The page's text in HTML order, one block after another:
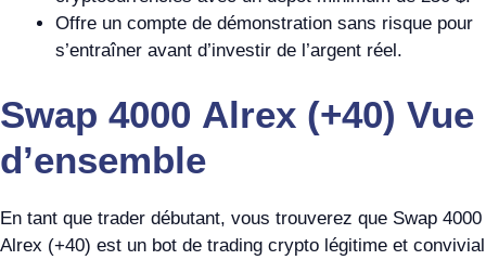
Offre un compte de démonstration sans risque pour
s’entraîner avant d’investir de l’argent réel.
Swap 4000 Alrex (+40) Vue
d’ensemble
En tant que trader débutant, vous trouverez que Swap 4000
Alrex (+40) est un bot de trading crypto légitime et convivial